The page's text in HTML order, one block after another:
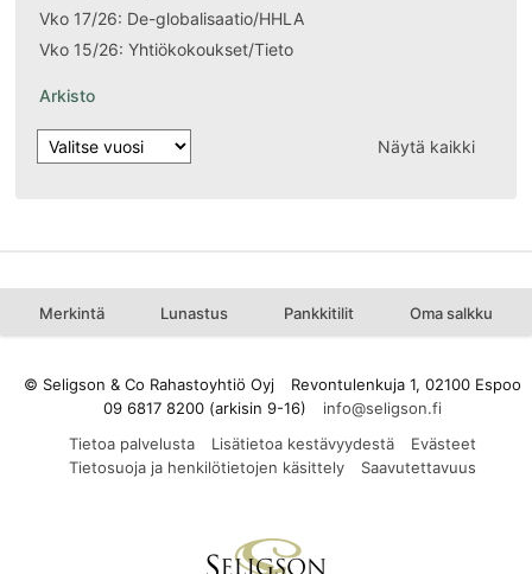
Vko 17/26: De-globalisaatio/HHLA
Vko 15/26: Yhtiökokoukset/Tieto
Arkisto
Näytä kaikki
Merkintä Lunastus Pankkitilit Oma salkku
© Seligson & Co Rahastoyhtiö Oyj
Revontulenkuja 1, 02100 Espoo
09 6817 8200 (arkisin 9-16)
Tietoa palvelusta
Lisätietoa kestävyydestä
Evästeet
Tietosuoja ja henkilötietojen käsittely
Saavutettavuus